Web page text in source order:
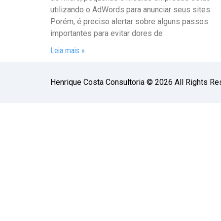
utilizando o AdWords para anunciar seus sites.
Porém, é preciso alertar sobre alguns passos
importantes para evitar dores de
Leia mais »
Henrique Costa Consultoria © 2026 All Rights